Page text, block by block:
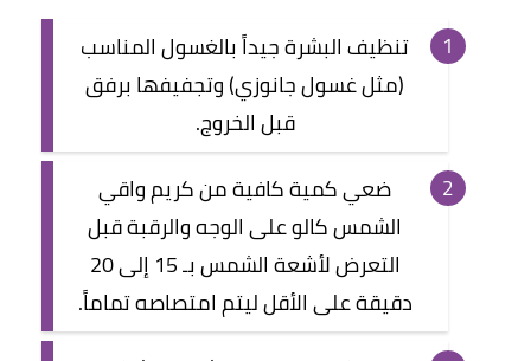
تنظيف البشرة جيداً بالغسول المناسب
(مثل غسول جانوزي) وتجفيفها برفق
قبل الخروج.
ضعي كمية كافية من كريم واقي
الشمس كالو على الوجه والرقبة قبل
التعرض لأشعة الشمس بـ 15 إلى 20
دقيقة على الأقل ليتم امتصاصه تماماً.